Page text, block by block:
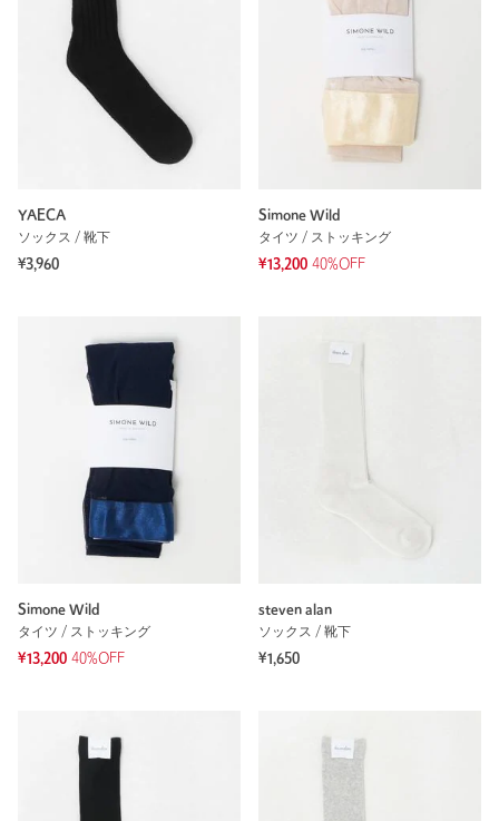
YAECA
ソックス / 靴下
¥3,960
Simone Wild
タイツ / ストッキング
¥13,200 40%OFF
Simone Wild
タイツ / ストッキング
¥13,200 40%OFF
steven alan
ソックス / 靴下
¥1,650